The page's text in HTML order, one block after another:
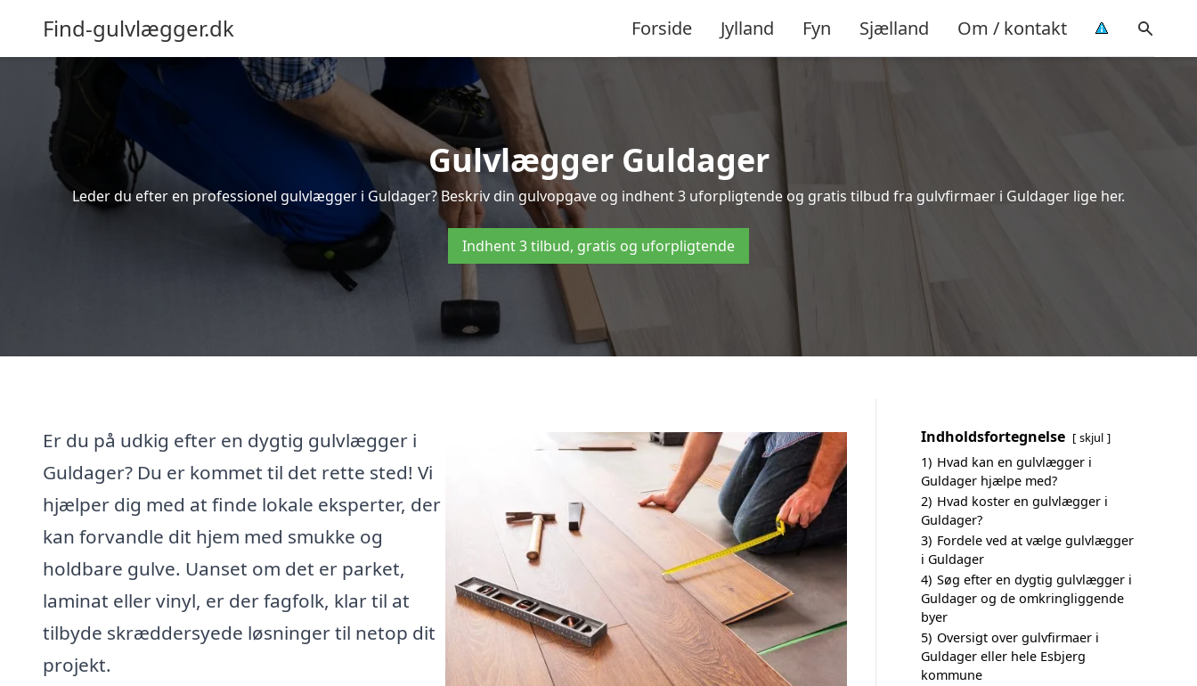
Find-gulvlægger.dk Forside Jylland Fyn Sjælland Om / kontakt
Gulvlægger Guldager
Leder du efter en professionel gulvlægger i Guldager? Beskriv din gulvopgave og indhent 3 uforpligtende og gratis tilbud fra gulvfirmaer i Guldager lige her.
Indhent 3 tilbud, gratis og uforpligtende
Er du på udkig efter en dygtig gulvlægger i
Guldager? Du er kommet til det rette sted! Vi
hjælper dig med at finde lokale eksperter, der
kan forvandle dit hjem med smukke og
holdbare gulve. Uanset om det er parket,
laminat eller vinyl, er der fagfolk, klar til at
tilbyde skræddersyede løsninger til netop dit
projekt.
Indholdsfortegnelse skjul
1) Hvad kan en gulvlægger i
Guldager hjælpe med?
2) Hvad koster en gulvlægger i
Guldager?
3) Fordele ved at vælge gulvlægger
i Guldager
4) Søg efter en dygtig gulvlægger i
Guldager og de omkringliggende
byer
5) Oversigt over gulvfirmaer i
Guldager eller hele Esbjerg
kommune